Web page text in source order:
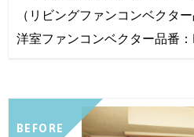
（リビングファンコンベクタ
洋室ファンコンベクター品番：
BEFORE